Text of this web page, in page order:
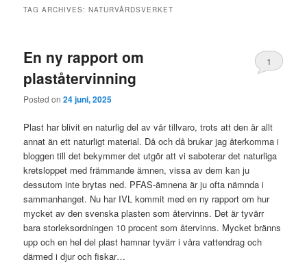
TAG ARCHIVES:NATURVÅRDSVERKET
En ny rapport om
plaståtervinning
Posted on24 juni, 2025
1
Plast har blivit en naturlig del av vår tillvaro, trots att den är allt
annat än ett naturligt material. Då och då brukar jag återkomma i
bloggen till det bekymmer det utgör att vi saboterar det naturliga
kretsloppet med främmande ämnen, vissa av dem kan ju
dessutom inte brytas ned. PFAS-ämnena är ju ofta nämnda i
sammanhanget. Nu har IVL kommit med en ny rapport om hur
mycket av den svenska plasten som återvinns. Det är tyvärr
bara storleksordningen 10 procent som återvinns. Mycket bränns
upp och en hel del plast hamnar tyvärr i våra vattendrag och
därmed i djur och fiskar…